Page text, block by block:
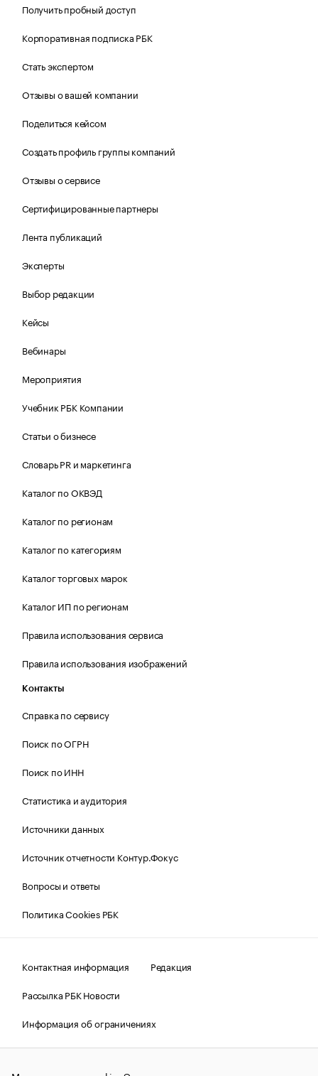
Получить пробный доступ
Корпоративная подписка РБК
Стать экспертом
Отзывы о вашей компании
Поделиться кейсом
Создать профиль группы компаний
Отзывы о сервисе
Сертифицированные партнеры
Лента публикаций
Эксперты
Выбор редакции
Кейсы
Вебинары
Мероприятия
Учебник РБК Компании
Статьи о бизнесе
Словарь PR и маркетинга
Каталог по ОКВЭД
Каталог по регионам
Каталог по категориям
Каталог торговых марок
Каталог ИП по регионам
Правила использования сервиса
Правила использования изображений
Контакты
Справка по сервису
Поиск по ОГРН
Поиск по ИНН
Статистика и аудитория
Источники данных
Источник отчетности Контур.Фокус
Вопросы и ответы
Политика Cookies РБК
Контактная информация
Редакция
Рассылка РБК Новости
Информация об ограничениях
Правовая информация
О соблюдении авторских прав